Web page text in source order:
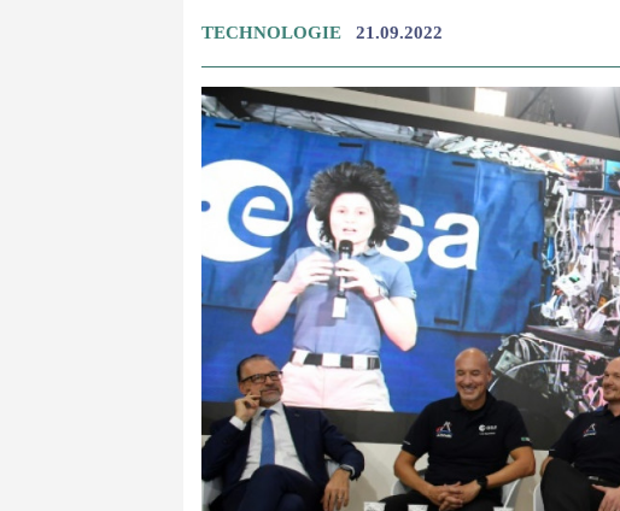
TECHNOLOGIE 21.09.2022